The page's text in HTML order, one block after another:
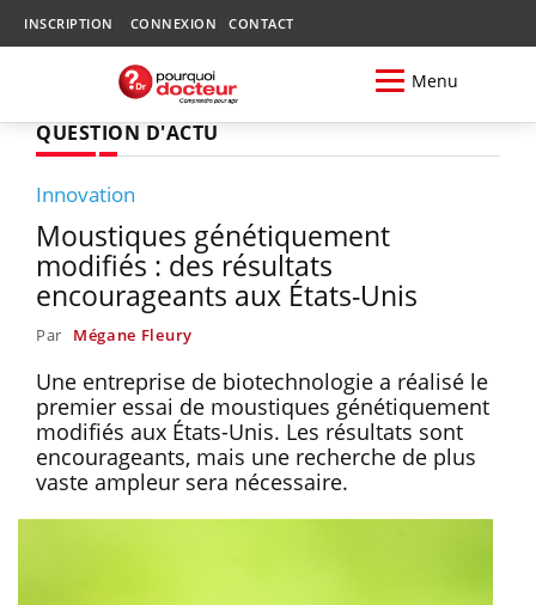
INSCRIPTION CONNEXION CONTACT
Menu
QUESTION D'ACTU
Innovation
Moustiques génétiquement
modifiés : des résultats
encourageants aux États-Unis
Par Mégane Fleury
Une entreprise de biotechnologie a réalisé le
premier essai de moustiques génétiquement
modifiés aux États-Unis. Les résultats sont
encourageants, mais une recherche de plus
vaste ampleur sera nécessaire.